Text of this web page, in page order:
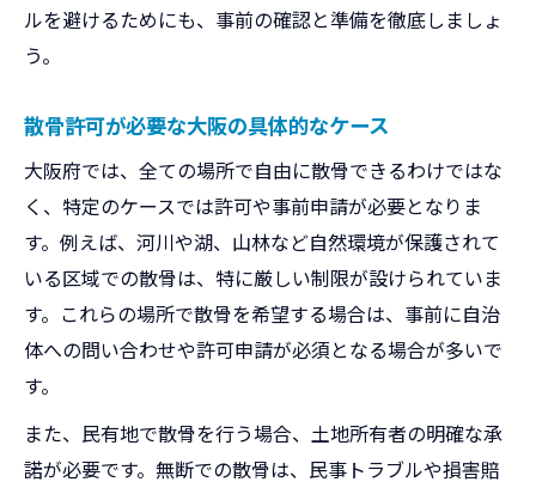
ルを避けるためにも、事前の確認と準備を徹底しましょ
う。
散骨許可が必要な大阪の具体的なケース
大阪府では、全ての場所で自由に散骨できるわけではな
く、特定のケースでは許可や事前申請が必要となりま
す。例えば、河川や湖、山林など自然環境が保護されて
いる区域での散骨は、特に厳しい制限が設けられていま
す。これらの場所で散骨を希望する場合は、事前に自治
体への問い合わせや許可申請が必須となる場合が多いで
す。
また、民有地で散骨を行う場合、土地所有者の明確な承
諾が必要です。無断での散骨は、民事トラブルや損害賠